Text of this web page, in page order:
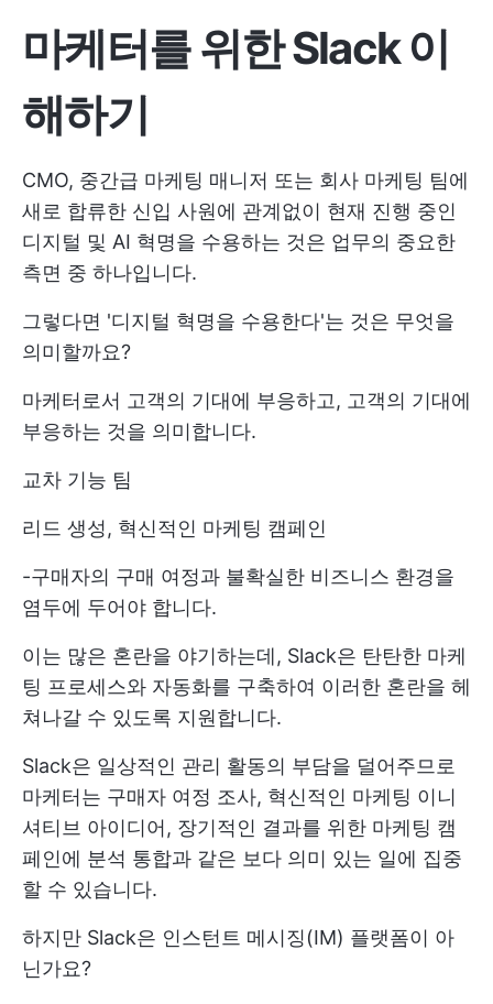
마케터를 위한 Slack 이
해하기
CMO, 중간급 마케팅 매니저 또는 회사 마케팅 팀에
새로 합류한 신입 사원에 관계없이 현재 진행 중인
디지털 및 AI 혁명을 수용하는 것은 업무의 중요한
측면 중 하나입니다.
그렇다면 '디지털 혁명을 수용한다'는 것은 무엇을
의미할까요?
마케터로서 고객의 기대에 부응하고, 고객의 기대에
부응하는 것을 의미합니다.
교차 기능 팀
리드 생성, 혁신적인 마케팅 캠페인
-구매자의 구매 여정과 불확실한 비즈니스 환경을
염두에 두어야 합니다.
이는 많은 혼란을 야기하는데, Slack은 탄탄한 마케
팅 프로세스와 자동화를 구축하여 이러한 혼란을 헤
쳐나갈 수 있도록 지원합니다.
Slack은 일상적인 관리 활동의 부담을 덜어주므로
마케터는 구매자 여정 조사, 혁신적인 마케팅 이니
셔티브 아이디어, 장기적인 결과를 위한 마케팅 캠
페인에 분석 통합과 같은 보다 의미 있는 일에 집중
할 수 있습니다.
하지만 Slack은 인스턴트 메시징(IM) 플랫폼이 아
닌가요?